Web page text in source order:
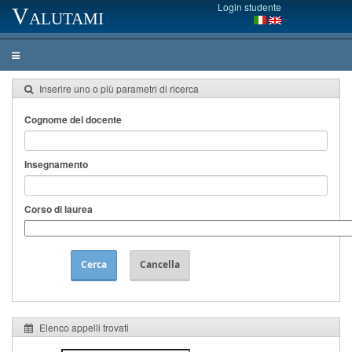
Valutami Login studente
Inserire uno o più parametri di ricerca
Cognome del docente
Insegnamento
Corso di laurea
Cerca Cancella
Elenco appelli trovati